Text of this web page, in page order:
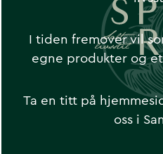
I tiden fremover vil
egne produkter og
Ta en titt på
oss i